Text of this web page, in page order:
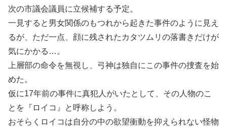
次の市議会議員に立候補する予定。
一見すると男女関係のもつれから起きた事件のように見え
るが、ただ一点、顔に残されたカタツムリの落書きだけが
気にかかる…。
上層部の命令を無視し、弓神は独自にこの事件の捜査を始
めた。
仮に17年前の事件に真犯人がいたとして、その人物のこ
とを『ロイコ』と呼称しよう。
おそらくロイコは自分の中の欲望衝動を抑えられない怪物